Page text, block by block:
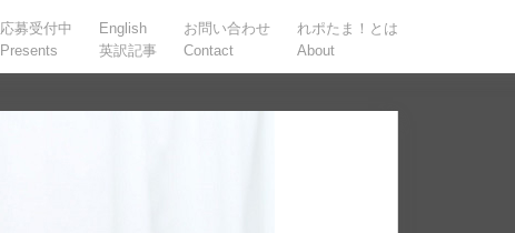
応募受付中
Presents
English
英訳記事
お問い合わせ
Contact
れポたま！とは
About